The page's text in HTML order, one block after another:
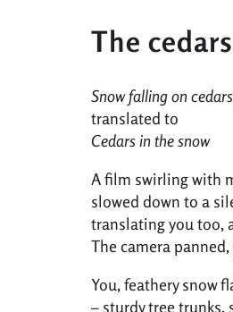
The
Snow falling on cedars
translated to
Cedars in the snow
A film swirling with
slowed down to a
translating you too,
The camera
You, feathery snow
– sturdy tree